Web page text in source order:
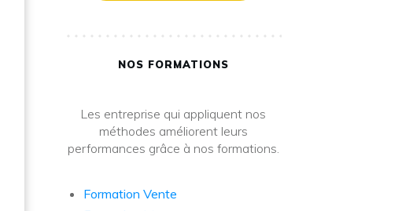
NOS FORMATIONS
Les entreprise qui appliquent nos
méthodes améliorent leurs
performances grâce à nos formations.
Formation Vente